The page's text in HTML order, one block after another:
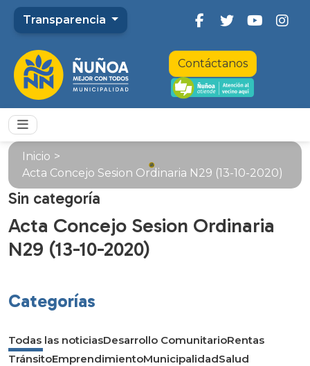
Transparencia
Contáctanos
Inicio >
Acta Concejo Sesion Ordinaria N29 (13-10-2020)
Sin categoría
Acta Concejo Sesion Ordinaria
N29 (13-10-2020)
Categorías
Todas las noticiasDesarrollo ComunitarioRentas
TránsitoEmprendimientoMunicipalidadSalud